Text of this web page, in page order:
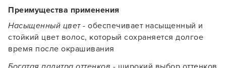
Преимущества применения
Насыщенный цвет- обеспечивает насыщенный и
стойкий цвет волос, который сохраняется долгое
время после окрашивания